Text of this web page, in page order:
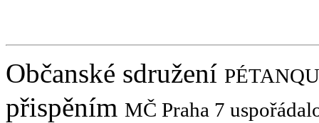
Občanské sdružení
přispěním MČ Praha 7 u